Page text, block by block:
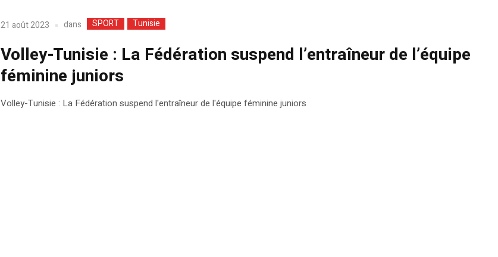
21 août 2023 dans SPORT Tunisie
Volley-Tunisie : La Fédération suspend l’entraîneur de l’équipe
féminine juniors
Volley-Tunisie : La Fédération suspend l'entraîneur de l'équipe féminine juniors